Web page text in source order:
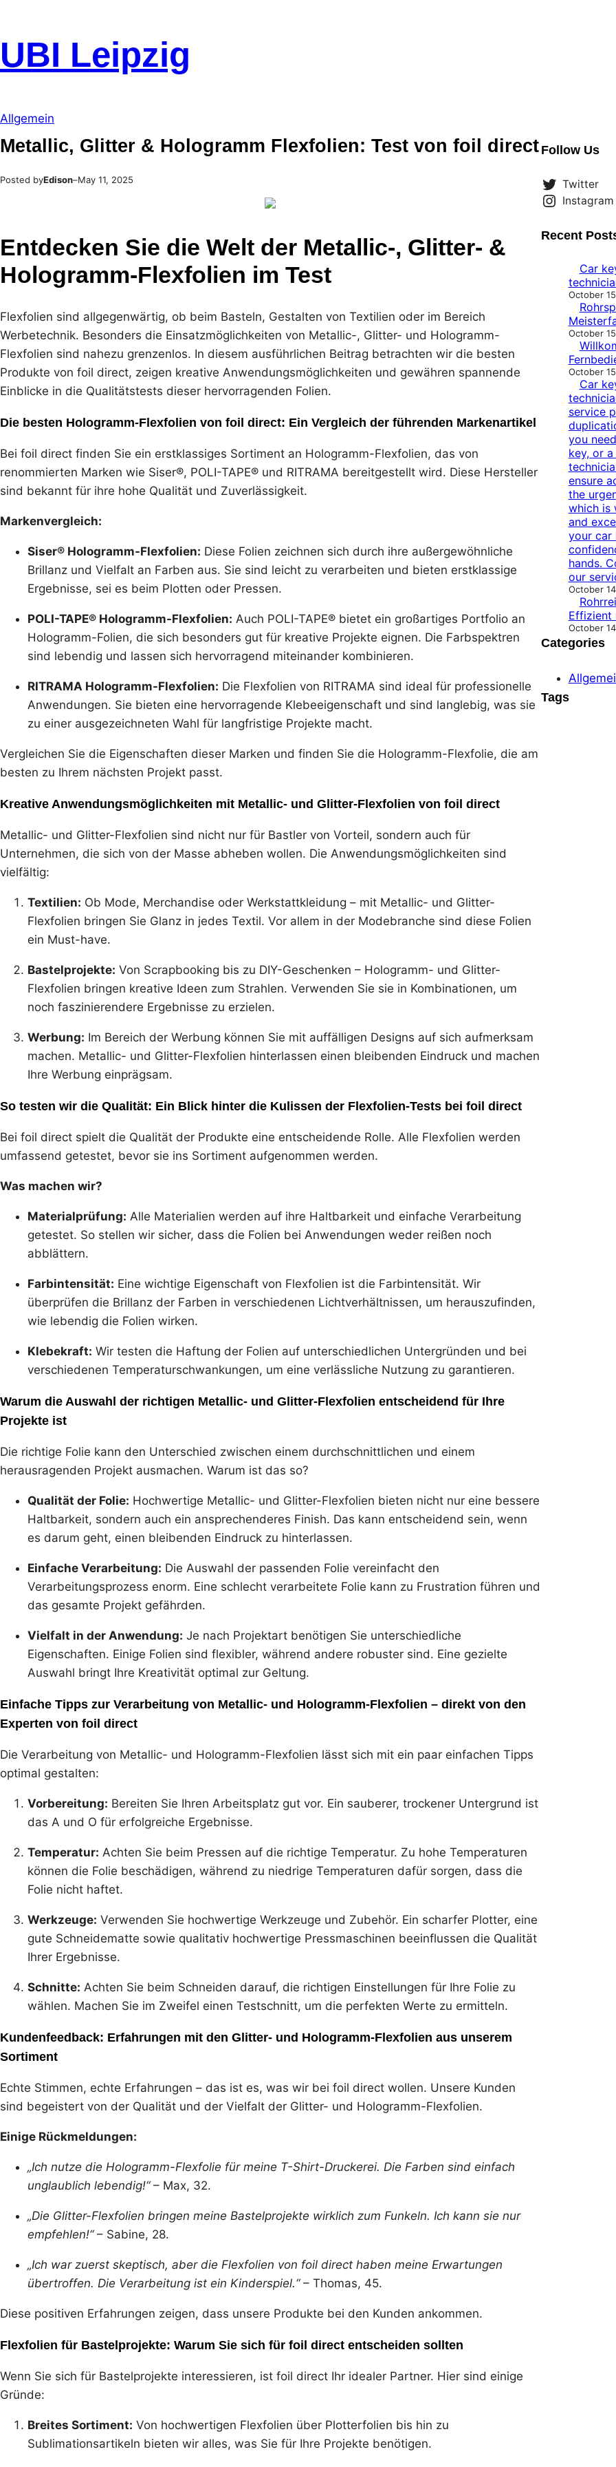
content
UBI Leipzig
Allgemein
Metallic, Glitter & Hologramm Flexfolien: Test von foil direct
Posted byEdison–May 11, 2025
Entdecken Sie die Welt der Metallic-, Glitter- &
Hologramm-Flexfolien im Test
Flexfolien sind allgegenwärtig, ob beim Basteln, Gestalten von Textilien oder im Bereich
Werbetechnik. Besonders die Einsatzmöglichkeiten von Metallic-, Glitter- und Hologramm-
Flexfolien sind nahezu grenzenlos. In diesem ausführlichen Beitrag betrachten wir die besten
Produkte von foil direct, zeigen kreative Anwendungsmöglichkeiten und gewähren spannende
Einblicke in die Qualitätstests dieser hervorragenden Folien.
Die besten Hologramm-Flexfolien von foil direct: Ein Vergleich der führenden Markenartikel
Bei foil direct finden Sie ein erstklassiges Sortiment an Hologramm-Flexfolien, das von
renommierten Marken wie Siser®, POLI-TAPE® und RITRAMA bereitgestellt wird. Diese Hersteller
sind bekannt für ihre hohe Qualität und Zuverlässigkeit.
Markenvergleich:
Siser® Hologramm-Flexfolien: Diese Folien zeichnen sich durch ihre außergewöhnliche
Brillanz und Vielfalt an Farben aus. Sie sind leicht zu verarbeiten und bieten erstklassige
Ergebnisse, sei es beim Plotten oder Pressen.
POLI-TAPE® Hologramm-Flexfolien: Auch POLI-TAPE® bietet ein großartiges Portfolio an
Hologramm-Folien, die sich besonders gut für kreative Projekte eignen. Die Farbspektren
sind lebendig und lassen sich hervorragend miteinander kombinieren.
RITRAMA Hologramm-Flexfolien: Die Flexfolien von RITRAMA sind ideal für professionelle
Anwendungen. Sie bieten eine hervorragende Klebeeigenschaft und sind langlebig, was sie
zu einer ausgezeichneten Wahl für langfristige Projekte macht.
Vergleichen Sie die Eigenschaften dieser Marken und finden Sie die Hologramm-Flexfolie, die am
besten zu Ihrem nächsten Projekt passt.
Kreative Anwendungsmöglichkeiten mit Metallic- und Glitter-Flexfolien von foil direct
Metallic- und Glitter-Flexfolien sind nicht nur für Bastler von Vorteil, sondern auch für
Unternehmen, die sich von der Masse abheben wollen. Die Anwendungsmöglichkeiten sind
vielfältig:
Textilien: Ob Mode, Merchandise oder Werkstattkleidung – mit Metallic- und Glitter-
Flexfolien bringen Sie Glanz in jedes Textil. Vor allem in der Modebranche sind diese Folien
ein Must-have.
Bastelprojekte: Von Scrapbooking bis zu DIY-Geschenken – Hologramm- und Glitter-
Flexfolien bringen kreative Ideen zum Strahlen. Verwenden Sie sie in Kombinationen, um
noch faszinierendere Ergebnisse zu erzielen.
Werbung: Im Bereich der Werbung können Sie mit auffälligen Designs auf sich aufmerksam
machen. Metallic- und Glitter-Flexfolien hinterlassen einen bleibenden Eindruck und machen
Ihre Werbung einprägsam.
So testen wir die Qualität: Ein Blick hinter die Kulissen der Flexfolien-Tests bei foil direct
Bei foil direct spielt die Qualität der Produkte eine entscheidende Rolle. Alle Flexfolien werden
umfassend getestet, bevor sie ins Sortiment aufgenommen werden.
Was machen wir?
Materialprüfung: Alle Materialien werden auf ihre Haltbarkeit und einfache Verarbeitung
getestet. So stellen wir sicher, dass die Folien bei Anwendungen weder reißen noch
abblättern.
Farbintensität: Eine wichtige Eigenschaft von Flexfolien ist die Farbintensität. Wir
überprüfen die Brillanz der Farben in verschiedenen Lichtverhältnissen, um herauszufinden,
wie lebendig die Folien wirken.
Klebekraft: Wir testen die Haftung der Folien auf unterschiedlichen Untergründen und bei
verschiedenen Temperaturschwankungen, um eine verlässliche Nutzung zu garantieren.
Warum die Auswahl der richtigen Metallic- und Glitter-Flexfolien entscheidend für Ihre
Projekte ist
Die richtige Folie kann den Unterschied zwischen einem durchschnittlichen und einem
herausragenden Projekt ausmachen. Warum ist das so?
Qualität der Folie: Hochwertige Metallic- und Glitter-Flexfolien bieten nicht nur eine bessere
Haltbarkeit, sondern auch ein ansprechenderes Finish. Das kann entscheidend sein, wenn
es darum geht, einen bleibenden Eindruck zu hinterlassen.
Einfache Verarbeitung: Die Auswahl der passenden Folie vereinfacht den
Verarbeitungsprozess enorm. Eine schlecht verarbeitete Folie kann zu Frustration führen und
das gesamte Projekt gefährden.
Vielfalt in der Anwendung: Je nach Projektart benötigen Sie unterschiedliche
Eigenschaften. Einige Folien sind flexibler, während andere robuster sind. Eine gezielte
Auswahl bringt Ihre Kreativität optimal zur Geltung.
Einfache Tipps zur Verarbeitung von Metallic- und Hologramm-Flexfolien – direkt von den
Experten von foil direct
Die Verarbeitung von Metallic- und Hologramm-Flexfolien lässt sich mit ein paar einfachen Tipps
optimal gestalten:
Vorbereitung: Bereiten Sie Ihren Arbeitsplatz gut vor. Ein sauberer, trockener Untergrund ist
das A und O für erfolgreiche Ergebnisse.
Temperatur: Achten Sie beim Pressen auf die richtige Temperatur. Zu hohe Temperaturen
können die Folie beschädigen, während zu niedrige Temperaturen dafür sorgen, dass die
Folie nicht haftet.
Werkzeuge: Verwenden Sie hochwertige Werkzeuge und Zubehör. Ein scharfer Plotter, eine
gute Schneidematte sowie qualitativ hochwertige Pressmaschinen beeinflussen die Qualität
Ihrer Ergebnisse.
Schnitte: Achten Sie beim Schneiden darauf, die richtigen Einstellungen für Ihre Folie zu
wählen. Machen Sie im Zweifel einen Testschnitt, um die perfekten Werte zu ermitteln.
Kundenfeedback: Erfahrungen mit den Glitter- und Hologramm-Flexfolien aus unserem
Sortiment
Echte Stimmen, echte Erfahrungen – das ist es, was wir bei foil direct wollen. Unsere Kunden
sind begeistert von der Qualität und der Vielfalt der Glitter- und Hologramm-Flexfolien.
Einige Rückmeldungen:
„Ich nutze die Hologramm-Flexfolie für meine T-Shirt-Druckerei. Die Farben sind einfach
unglaublich lebendig!“– Max, 32.
„Die Glitter-Flexfolien bringen meine Bastelprojekte wirklich zum Funkeln. Ich kann sie nur
empfehlen!“– Sabine, 28.
„Ich war zuerst skeptisch, aber die Flexfolien von foil direct haben meine Erwartungen
übertroffen. Die Verarbeitung ist ein Kinderspiel.“– Thomas, 45.
Diese positiven Erfahrungen zeigen, dass unsere Produkte bei den Kunden ankommen.
Flexfolien für Bastelprojekte: Warum Sie sich für foil direct entscheiden sollten
Wenn Sie sich für Bastelprojekte interessieren, ist foil direct Ihr idealer Partner. Hier sind einige
Gründe:
Breites Sortiment: Von hochwertigen Flexfolien über Plotterfolien bis hin zu
Sublimationsartikeln bieten wir alles, was Sie für Ihre Projekte benötigen.
Follow Us
Twitter
Instagram
Recent
Car
October
October
October
Car
service
you
key, or
ensure
the
which is
and
your car
hands.
our
October
Effizient
October
Categories
Tags